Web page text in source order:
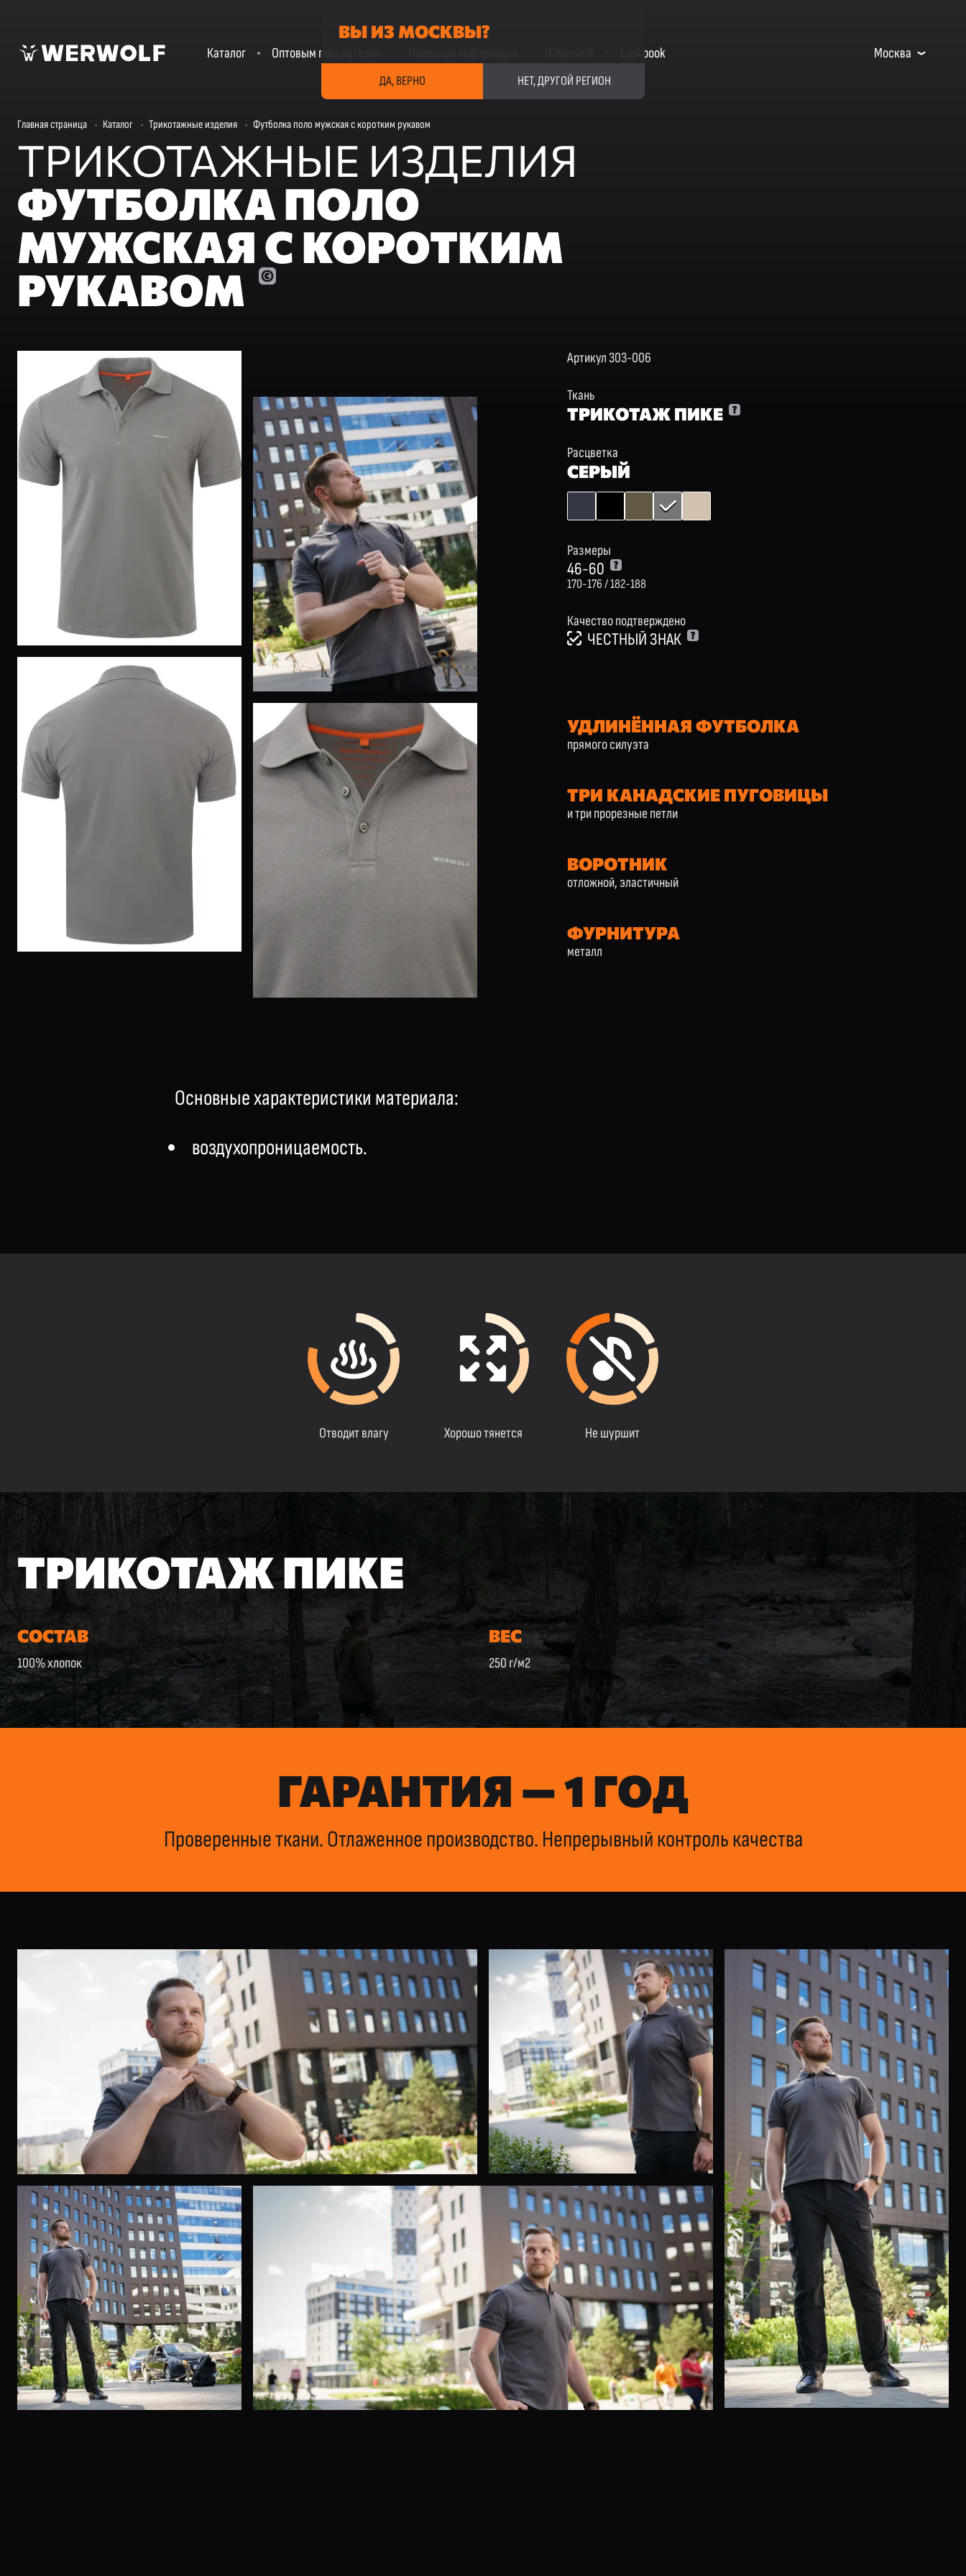
Каталог Оптовым покупателям Lookbook Москва
Главная страница · Каталог · Трикотажные изделия · Футболка поло мужская с коротким рукавом
ТРИКОТАЖНЫЕ ИЗДЕЛИЯ
ФУТБОЛКА ПОЛО
МУЖСКАЯ С КОРОТКИМ
РУКАВОМ
Артикул 303-006
Ткань
ТРИКОТАЖ ПИКЕ
Расцветка
СЕРЫЙ
Размеры
46-60
170-176 / 182-188
Качество подтверждено
ЧЕСТНЫЙ ЗНАК
УДЛИНЁННАЯ ФУТБОЛКА
прямого силуэта
ТРИ КАНАДСКИЕ ПУГОВИЦЫ
и три прорезные петли
ВОРОТНИК
отложной, эластичный
ФУРНИТУРА
металл
Основные характеристики материала:
воздухопроницаемость.
Отводит влагу Хорошо тянется Не шуршит
ТРИКОТАЖ ПИКЕ
СОСТАВ
100% хлопок
ВЕС
250 г/м2
ГАРАНТИЯ — 1 ГОД
Проверенные ткани. Отлаженное производство. Непрерывный контроль качества
ВЫ ИЗ МОСКВЫ?
ДА, ВЕРНО НЕТ, ДРУГОЙ РЕГИОН